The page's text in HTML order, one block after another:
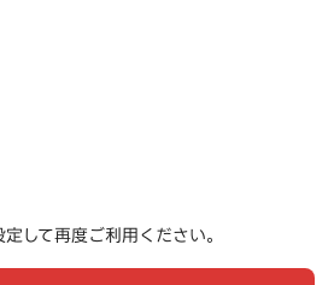
して再度ご利用ください。